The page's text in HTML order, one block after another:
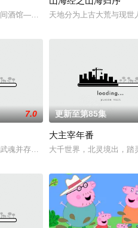
暗如潮水般吞噬大地……缔默完成了
酒馆——谷雨街后巷。 无论城市的角
天地分为上古大荒与现
坡渡入佛门）、辽国女粉丝耶律云
7.0
魂并存的世界，灵修一念动山河，武
更新至第85集
大主宰年番
大千世界，北灵境出，踏